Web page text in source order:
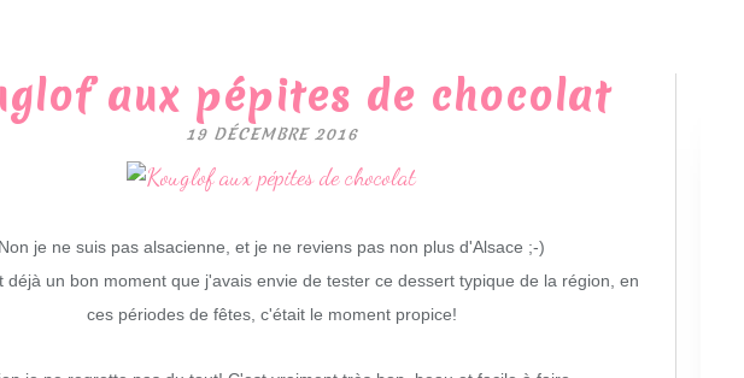
aux pépites de chocolat
19 DÉCEMBRE 2016
Non je ne suis pas alsacienne, et je ne reviens pas non plus d'Alsace ;-)
déjà un bon moment que j'avais envie de tester ce dessert typique de la région, en
ces périodes de fêtes, c'était le moment propice!